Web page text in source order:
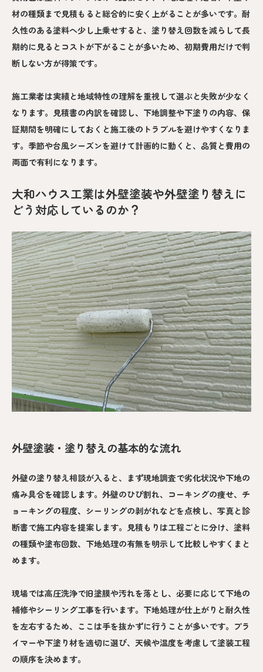
材の種類まで見積もると総合的に安く上がることが多いです。耐
久性のある塗料へ少し上乗せすると、塗り替え回数を減らして長
期的に見るとコストが下がることが多いため、初期費用だけで判
断しない方が得策です。
施工業者は実績と地域特性の理解を重視して選ぶと失敗が少なく
なります。見積書の内訳を確認し、下地調整や下塗りの内容、保
証期間を明確にしておくと施工後のトラブルを避けやすくなりま
す。季節や台風シーズンを避けて計画的に動くと、品質と費用の
両面で有利になります。
大和ハウス工業は外壁塗装や外壁塗り替えに
どう対応しているのか？
外壁塗装・塗り替えの基本的な流れ
外壁の塗り替え相談が入ると、まず現地調査で劣化状況や下地の
痛み具合を確認します。外壁のひび割れ、コーキングの痩せ、チ
ョーキングの程度、シーリングの剥がれなどを点検し、写真と診
断書で施工内容を提案します。見積もりは工程ごとに分け、塗料
の種類や塗布回数、下地処理の有無を明示して比較しやすくまと
めます。
現場では高圧洗浄で旧塗膜や汚れを落とし、必要に応じて下地の
補修やシーリング工事を行います。下地処理が仕上がりと耐久性
を左右するため、ここは手を抜かずに行うことが多いです。プラ
イマーや下塗り材を適切に選び、天候や温度を考慮して塗装工程
の順序を決めます。